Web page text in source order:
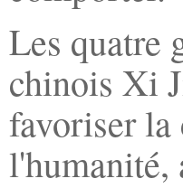
Les quatre
chinois Xi
favoriser la
l'humanité,